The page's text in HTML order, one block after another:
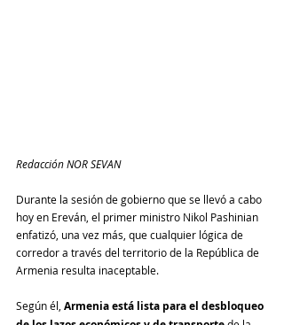
Redacción NOR SEVAN
Durante la sesión de gobierno que se llevó a cabo
hoy en Ereván, el primer ministro Nikol Pashinian
enfatizó, una vez más, que cualquier lógica de
corredor a través del territorio de la República de
Armenia resulta inaceptable.
Según él, Armenia está lista para el desbloqueo